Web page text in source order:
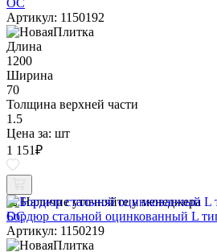
ОС
Артикул: 1150192
Длина
1200
Ширина
70
Толщина верхней части
1.5
Цена за: шт
1 151₽
Наличие уточняйте у менеджера
Бордюр стальной оцинкованный L
Артикул: 1150219